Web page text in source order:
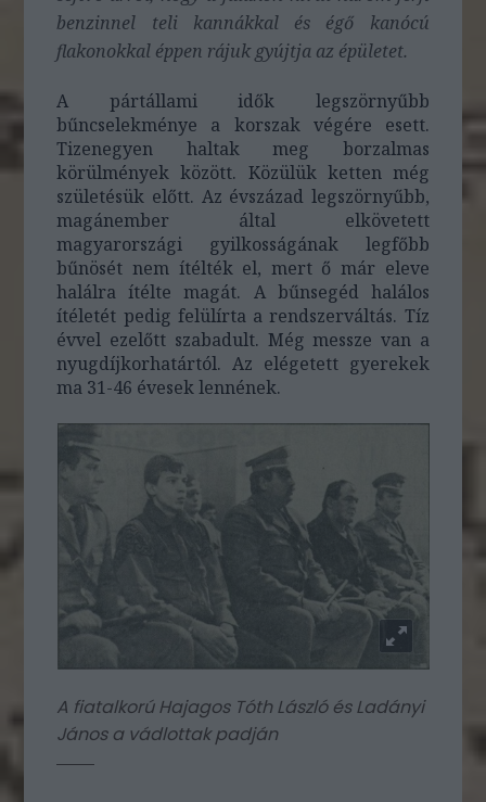
benzinnel teli kannákkal és égő kanócú
flakonokkal éppen rájuk gyújtja az épületet.
A pártállami idők legszörnyűbb
bűncselekménye a korszak végére esett.
Tizenegyen haltak meg borzalmas
körülmények között. Közülük ketten még
születésük előtt. Az évszázad legszörnyűbb,
magánember által elkövetett
magyarországi gyilkosságának legfőbb
bűnösét nem ítélték el, mert ő már eleve
halálra ítélte magát. A bűnsegéd halálos
ítéletét pedig felülírta a rendszerváltás. Tíz
évvel ezelőtt szabadult. Még messze van a
nyugdíjkorhatártól. Az elégetett gyerekek
ma 31-46 évesek lennének.
A fiatalkorú Hajagos Tóth László és Ladányi
János a vádlottak padján